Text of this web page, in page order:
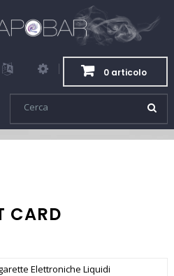
0 articolo
CARD
Elettroniche Liquidi